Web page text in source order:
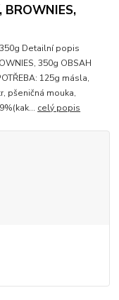
Detailní popis
350g OBSAH
125g másla,
pšeničná mouka,
celý popis